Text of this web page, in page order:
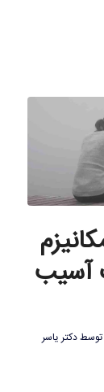
آسیب
توسطدکتر یاسر